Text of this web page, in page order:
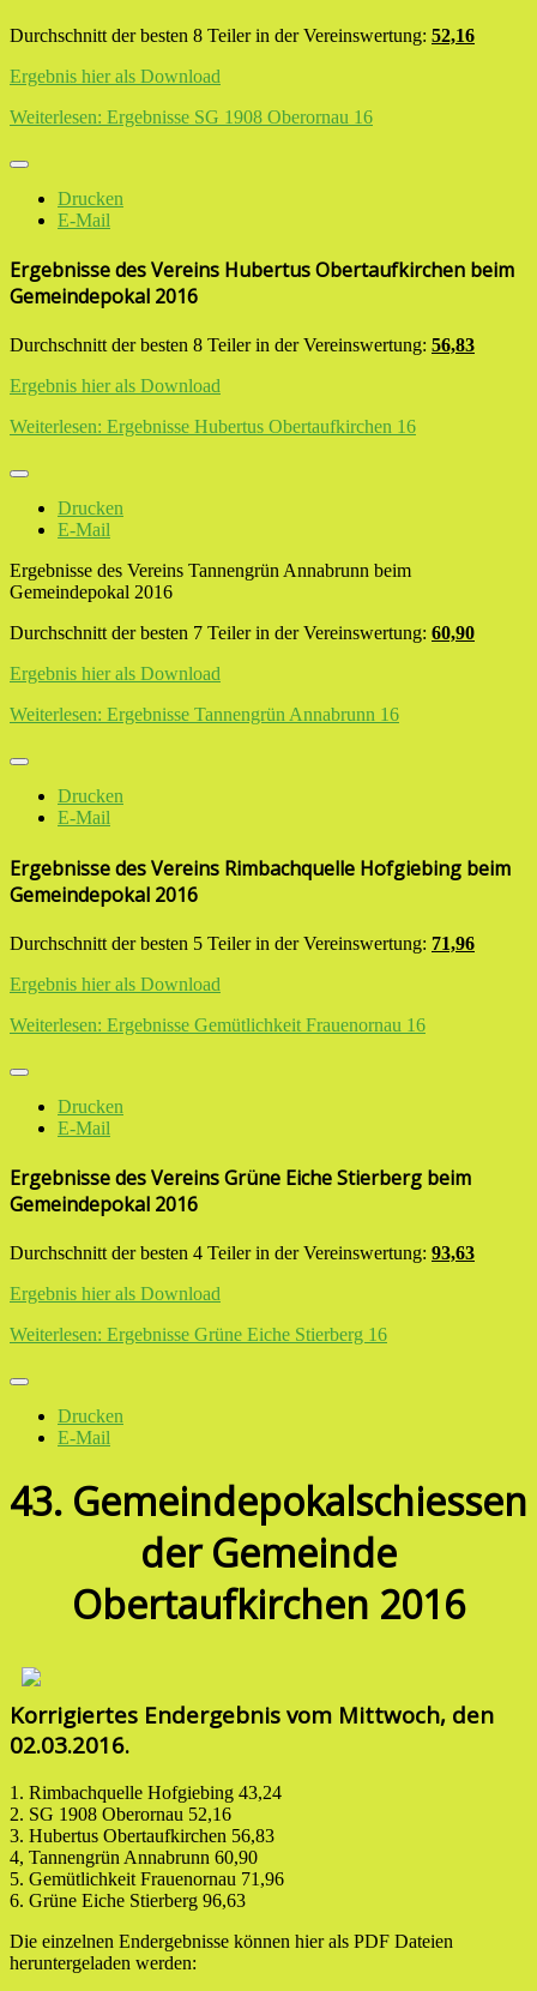
Durchschnitt der besten 8 Teiler in der Vereinswertung: 52,16
Ergebnis hier als Download
Weiterlesen: Ergebnisse SG 1908 Oberornau 16
Drucken
E-Mail
Ergebnisse des Vereins Hubertus Obertaufkirchen beim
Gemeindepokal 2016
Durchschnitt der besten 8 Teiler in der Vereinswertung: 56,83
Ergebnis hier als Download
Weiterlesen: Ergebnisse Hubertus Obertaufkirchen 16
Drucken
E-Mail
Ergebnisse des Vereins Tannengrün Annabrunn beim
Gemeindepokal 2016
Durchschnitt der besten 7 Teiler in der Vereinswertung: 60,90
Ergebnis hier als Download
Weiterlesen: Ergebnisse Tannengrün Annabrunn 16
Drucken
E-Mail
Ergebnisse des Vereins Rimbachquelle Hofgiebing beim
Gemeindepokal 2016
Durchschnitt der besten 5 Teiler in der Vereinswertung: 71,96
Ergebnis hier als Download
Weiterlesen: Ergebnisse Gemütlichkeit Frauenornau 16
Drucken
E-Mail
Ergebnisse des Vereins Grüne Eiche Stierberg beim
Gemeindepokal 2016
Durchschnitt der besten 4 Teiler in der Vereinswertung: 93,63
Ergebnis hier als Download
Weiterlesen: Ergebnisse Grüne Eiche Stierberg 16
Drucken
E-Mail
43. Gemeindepokalschiessen
der Gemeinde
Obertaufkirchen 2016
Korrigiertes Endergebnis vom Mittwoch, den
02.03.2016.
1. Rimbachquelle Hofgiebing 43,24
2. SG 1908 Oberornau 52,16
3. Hubertus Obertaufkirchen 56,83
4, Tannengrün Annabrunn 60,90
5. Gemütlichkeit Frauenornau 71,96
6. Grüne Eiche Stierberg 96,63
Die einzelnen Endergebnisse können hier als PDF Dateien
heruntergeladen werden: